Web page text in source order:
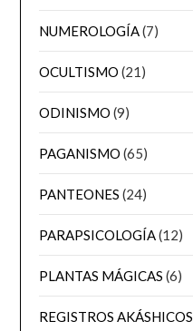
NUMEROLOGÍA(7)
OCULTISMO (21)
ODINISMO (9)
PAGANISMO (65)
PANTEONES (24)
PARAPSICOLOGÍA(12)
PLANTAS MÁGICAS (6)
REGISTROS AKÁSHICOS